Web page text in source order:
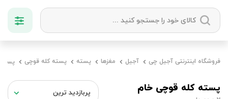
خشکبار
فروشگاه اینترنتی آجیل چی آجیل مغزها پسته پسته کله قوچی
پسته کله قوچی خام